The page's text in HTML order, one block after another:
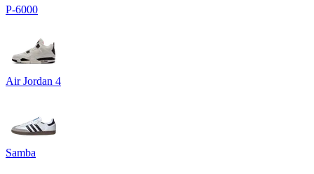
P-6000
Air Jordan 4
Samba